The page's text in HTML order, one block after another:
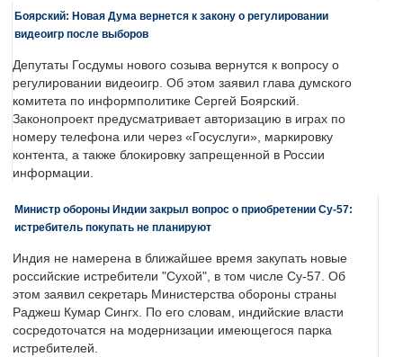
Боярский: Новая Дума вернется к закону о регулировании
видеоигр после выборов
Депутаты Госдумы нового созыва вернутся к вопросу о
регулировании видеоигр. Об этом заявил глава думского
комитета по информполитике Сергей Боярский.
Законопроект предусматривает авторизацию в играх по
номеру телефона или через «Госуслуги», маркировку
контента, а также блокировку запрещенной в России
информации.
Министр обороны Индии закрыл вопрос о приобретении Су-57:
истребитель покупать не планируют
Индия не намерена в ближайшее время закупать новые
российские истребители "Сухой", в том числе Су-57. Об
этом заявил секретарь Министерства обороны страны
Раджеш Кумар Сингх. По его словам, индийские власти
сосредоточатся на модернизации имеющегося парка
истребителей.